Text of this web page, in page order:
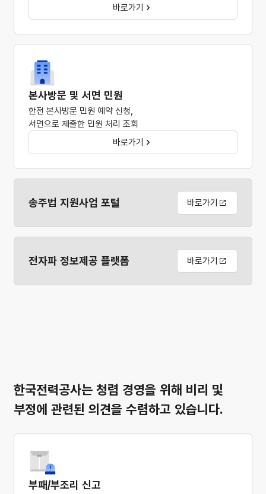
바로가기
본사방문 및 서면 민원
한전 본사방문 민원 예약 신청,
서면으로 제출한 민원 처리 조회
바로가기
송주법 지원사업 포털 바로가기
전자파 정보제공 플랫폼 바로가기
한국전력공사는 청렴 경영을 위해 비리 및
부정에 관련된 의견을 수렴하고 있습니다.
부패/부조리 신고